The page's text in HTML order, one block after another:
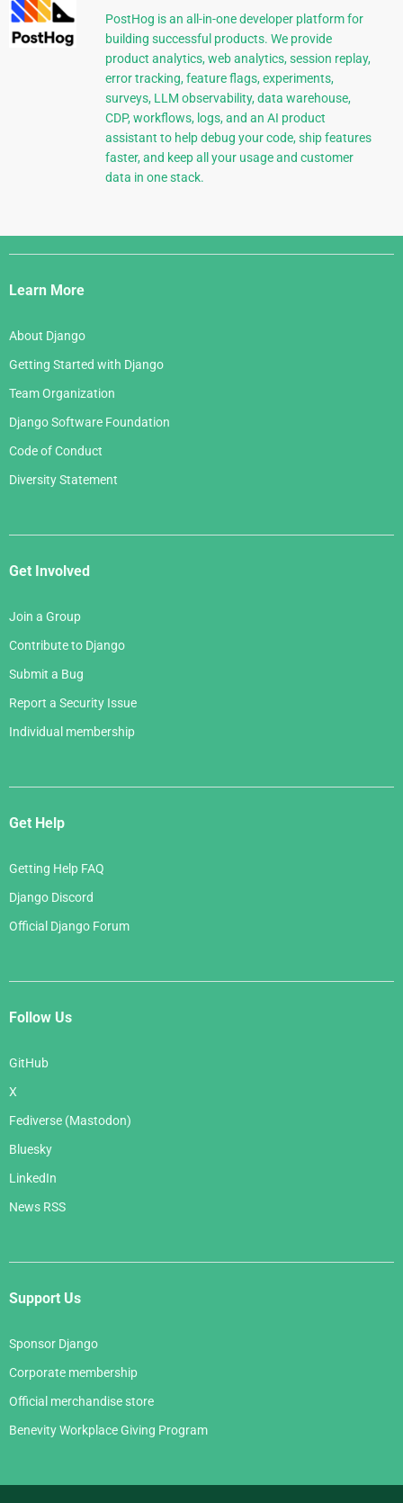
PostHog is an all-in-one developer platform for
building successful products. We provide
product analytics, web analytics, session replay,
error tracking, feature flags, experiments,
surveys, LLM observability, data warehouse,
CDP, workflows, logs, and an AI product
assistant to help debug your code, ship features
faster, and keep all your usage and customer
data in one stack.
Django
Links
Learn More
About Django
Getting Started with Django
Team Organization
Django Software Foundation
Code of Conduct
Diversity Statement
Get Involved
Join a Group
Contribute to Django
Submit a Bug
Report a Security Issue
Individual membership
Get Help
Getting Help FAQ
Django Discord
Official Django Forum
Follow Us
GitHub
X
Fediverse (Mastodon)
Bluesky
LinkedIn
News RSS
Support Us
Sponsor Django
Corporate membership
Official merchandise store
Benevity Workplace Giving Program